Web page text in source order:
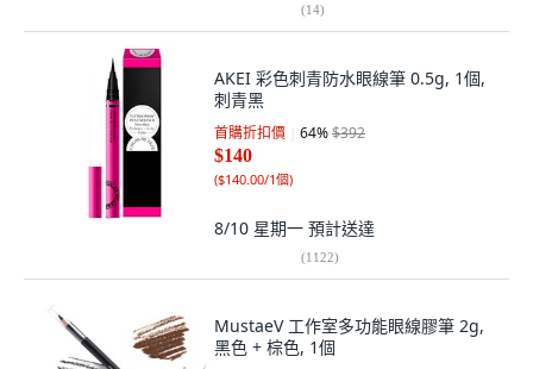
(14)
AKEI 彩色刺青防水眼線筆 0.5g, 1個,
刺青黑
首購折扣價 64%$392
$140
($140.00/1個)
8/10 星期一 預計送達
(1122)
MustaeV 工作室多功能眼線膠筆 2g,
黑色 + 棕色, 1個